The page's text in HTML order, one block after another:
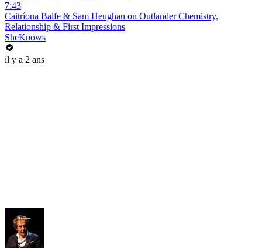
7:43
Caitríona Balfe & Sam Heughan on Outlander Chemistry,
Relationship & First Impressions
SheKnows
il y a 2 ans